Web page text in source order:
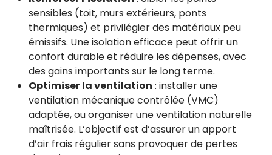
sensibles (toit, murs extérieurs, ponts
thermiques) et privilégier des matériaux peu
émissifs. Une isolation efficace peut offrir un
confort durable et réduire les dépenses, avec
des gains importants sur le long terme.
Optimiser la ventilation : installer une
ventilation mécanique contrôlée (VMC)
adaptée, ou organiser une ventilation naturelle
maîtrisée. L’objectif est d’assurer un apport
d’air frais régulier sans provoquer de pertes